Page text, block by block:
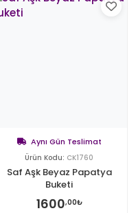
Aynı Gün Teslimat
Ürün Kodu: CK1760
Saf Aşk Beyaz Papatya
Buketi
1600,00₺